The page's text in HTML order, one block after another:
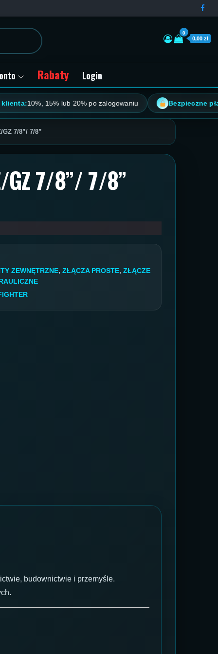
0
0,00 zł
Rabaty Login
10%, 15% lub 20% po zalogowaniu Bezpieczne
GZ 7/8”/ 7/8”
GZ 7/8”/ 7/8”
ZEWNĘTRZNE, ZŁĄCZA PROSTE, ZŁĄCZE
budownictwie i przemyśle.